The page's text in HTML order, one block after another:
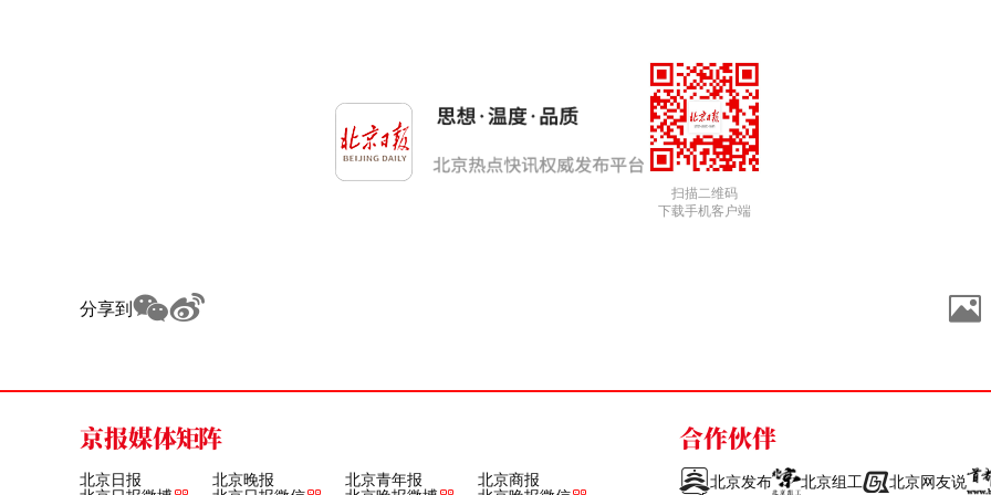
扫描二维码
下载手机客户端
分享到
京报媒体矩阵
北京日报 北京晚报 北京青年报 北京商报
合作伙伴
北京发布 北京组工 北京网友说